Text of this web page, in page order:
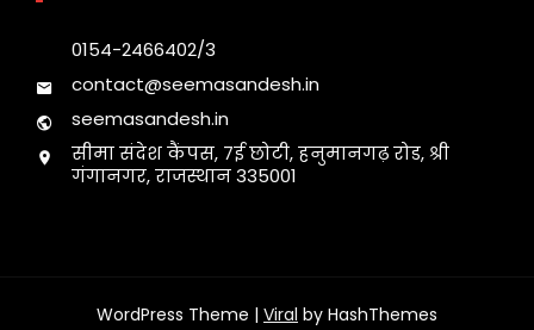
0154-2466402/3
contact@seemasandesh.in
seemasandesh.in
सीमा संदेश कैंपस, 7ई छोटी, हनुमानगढ़ रोड, श्री
गंगानगर, राजस्थान 335001
WordPress Theme | Viral by HashThemes